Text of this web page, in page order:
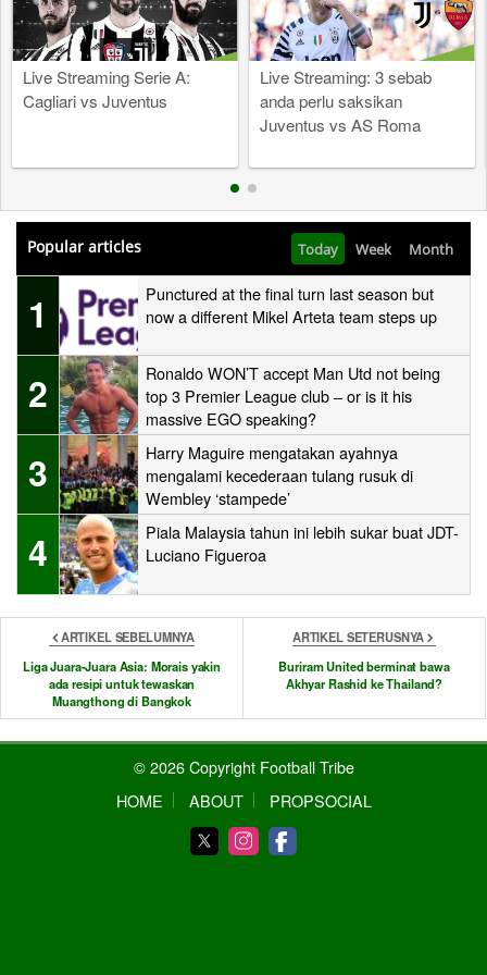
Live Streaming Serie A:
Cagliari vs Juventus
Live Streaming: 3 sebab
anda perlu saksikan
Juventus vs AS Roma
Popular articles Today Week Month
1
Punctured at the final turn last season but
now a different Mikel Arteta team steps up
2
Ronaldo WON’T accept Man Utd not being
top 3 Premier League club – or is it his
massive EGO speaking?
3
Harry Maguire mengatakan ayahnya
mengalami kecederaan tulang rusuk di
Wembley ‘stampede’
4
Piala Malaysia tahun ini lebih sukar buat JDT-
Luciano Figueroa
ARTIKEL SEBELUMNYA
Liga Juara-Juara Asia: Morais yakin
ada resipi untuk tewaskan
Muangthong di Bangkok
ARTIKEL SETERUSNYA
Buriram United berminat bawa
Akhyar Rashid ke Thailand?
© 2026 Copyright Football Tribe
HOME
ABOUT PROPSOCIAL